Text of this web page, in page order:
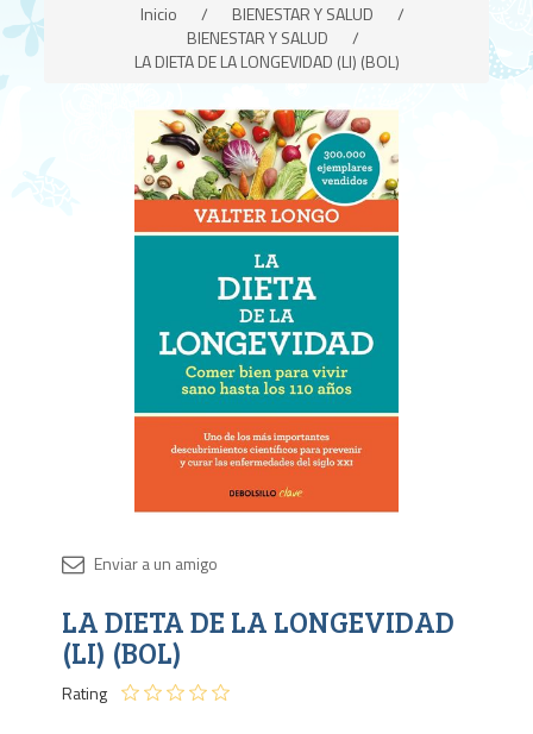
Inicio / BIENESTAR Y SALUD
/
BIENESTAR Y SALUD
/
LA DIETA DE LA LONGEVIDAD (LI) (BOL)
LA DIETA DE LA LONGEVIDAD
(LI) (BOL)
Rating